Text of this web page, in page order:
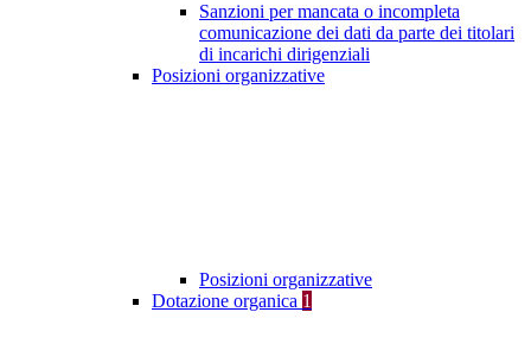
Sanzioni per mancata o incompleta
comunicazione dei dati da parte dei titolari
di incarichi dirigenziali
Posizioni organizzative
Posizioni organizzative
Dotazione organica 1